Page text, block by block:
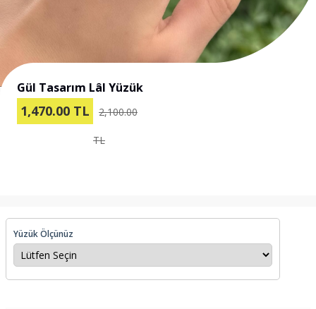
Gül Tasarım Lâl Yüzük
1,470.00 TL 2,100.00
TL
Yüzük Ölçünüz